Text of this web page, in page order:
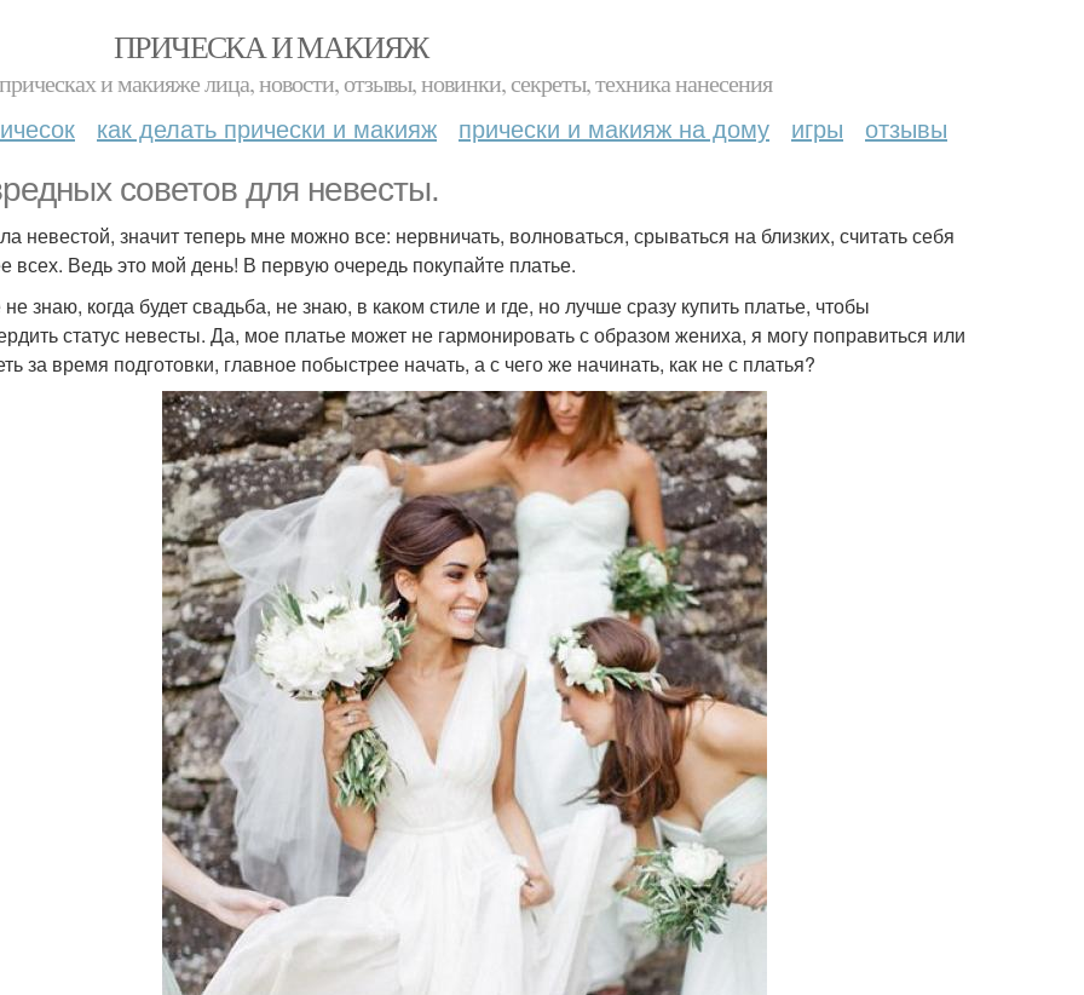
ПРИЧЕСКА И МАКИЯЖ
и макияже лица, новости, отзывы, новинки, секреты, техника нанесения
как делать прически и макияж прически и макияж на дому игры отзывы
советов для невесты.
невестой, значит теперь мне можно все: нервничать, волноваться, срываться на близких, считать себя
всех. Ведь это мой день! В первую очередь покупайте платье.
знаю, когда будет свадьба, не знаю, в каком стиле и где, но лучше сразу купить платье, чтобы
статус невесты. Да, мое платье может не гармонировать с образом жениха, я могу поправиться или
за время подготовки, главное побыстрее начать, а с чего же начинать, как не с платья?